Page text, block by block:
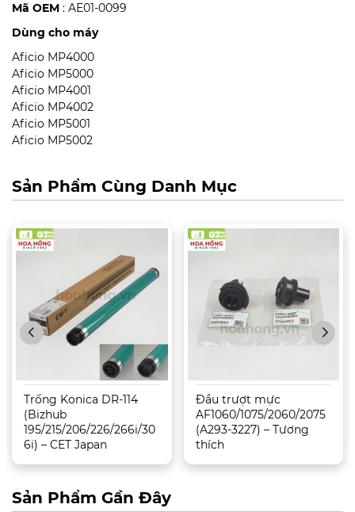
Mã OEM : AE01-0099
Dùng cho máy
Aficio MP4000
Aficio MP5000
Aficio MP4001
Aficio MP4002
Aficio MP5001
Aficio MP5002
Sản Phẩm Cùng Danh Mục
Trống Konica DR-114
(Bizhub
195/215/206/226/266i/30
6i) – CET Japan
Đầu trượt mực
AF1060/1075/2060/2075
(A293-3227) – Tương
thích
Sản Phẩm Gần Đây